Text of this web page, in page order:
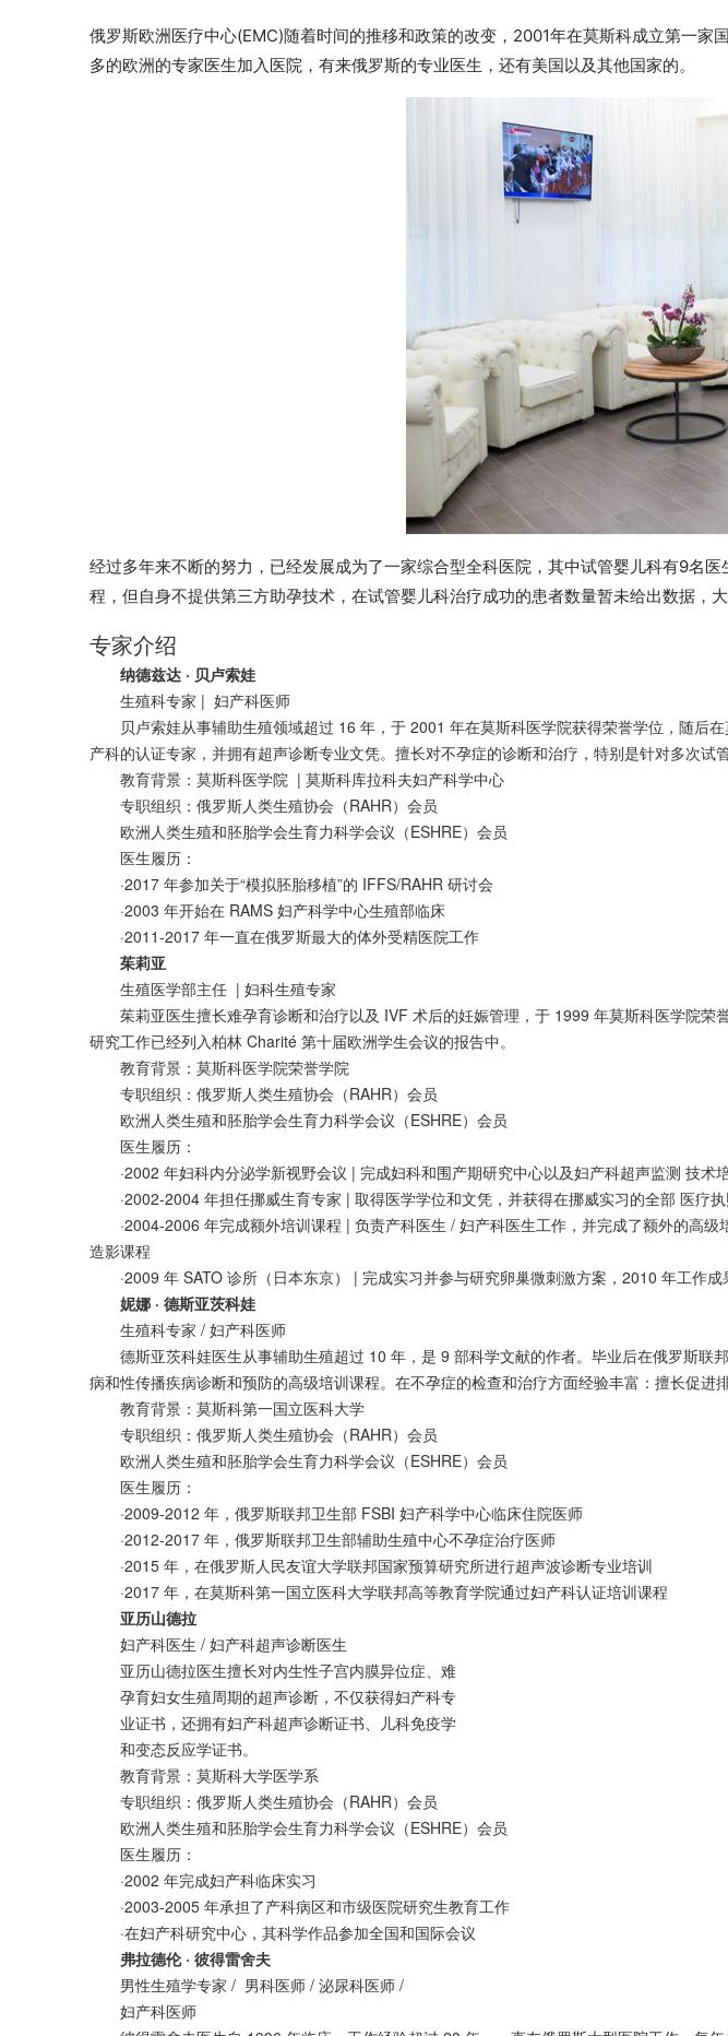
俄罗斯欧洲医疗中心(EMC)随着时间的推移和政策的改变，2001年在莫斯科成立第一
多的欧洲的专家医生加入医院，有来俄罗斯的专业医生，还有美国以及其他国家的。
经过多年来不断的努力，已经发展成为了一家综合型全科医院，其中试管婴儿科有9名
程，但自身不提供第三方助孕技术，在试管婴儿科治疗成功的患者数量暂未给出数据，大
专家介绍
纳德兹达 · 贝卢索娃
生殖科专家 | 妇产科医师
贝卢索娃从事辅助生殖领域超过 16 年，于 2001 年在莫斯科医学院获得荣誉学位，随后
产科的认证专家，并拥有超声诊断专业文凭。擅长对不孕症的诊断和治疗，特别是针对多次试管
教育背景：莫斯科医学院 | 莫斯科库拉科夫妇产科学中心
专职组织：俄罗斯人类生殖协会（RAHR）会员
欧洲人类生殖和胚胎学会生育力科学会议（ESHRE）会员
医生履历：
·2017 年参加关于“模拟胚胎移植”的 IFFS/RAHR 研讨会
·2003 年开始在 RAMS 妇产科学中心生殖部临床
·2011-2017 年一直在俄罗斯最大的体外受精医院工作
茱莉亚
生殖医学部主任 | 妇科生殖专家
茱莉亚医生擅长难孕育诊断和治疗以及 IVF 术后的妊娠管理，于 1999 年莫斯科医学院荣
研究工作已经列入柏林 Charité 第十届欧洲学生会议的报告中。
教育背景：莫斯科医学院荣誉学院
专职组织：俄罗斯人类生殖协会（RAHR）会员
欧洲人类生殖和胚胎学会生育力科学会议（ESHRE）会员
医生履历：
·2002 年妇科内分泌学新视野会议 | 完成妇科和围产期研究中心以及妇产科超声监测 技术
·2002-2004 年担任挪威生育专家 | 取得医学学位和文凭，并获得在挪威实习的全部 医疗执
·2004-2006 年完成额外培训课程 | 负责产科医生 / 妇产科医生工作，并完成了额外的高
造影课程
·2009 年 SATO 诊所（日本东京） | 完成实习并参与研究卵巢微刺激方案，2010 年工作成
妮娜 · 德斯亚茨科娃
生殖科专家 / 妇产科医师
德斯亚茨科娃医生从事辅助生殖超过 10 年，是 9 部科学文献的作者。毕业后在俄罗斯联
病和性传播疾病诊断和预防的高级培训课程。在不孕症的检查和治疗方面经验丰富：擅长促进
教育背景：莫斯科第一国立医科大学
专职组织：俄罗斯人类生殖协会（RAHR）会员
欧洲人类生殖和胚胎学会生育力科学会议（ESHRE）会员
医生履历：
·2009-2012 年，俄罗斯联邦卫生部 FSBI 妇产科学中心临床住院医师
·2012-2017 年，俄罗斯联邦卫生部辅助生殖中心不孕症治疗医师
·2015 年，在俄罗斯人民友谊大学联邦国家预算研究所进行超声波诊断专业培训
·2017 年，在莫斯科第一国立医科大学联邦高等教育学院通过妇产科认证培训课程
亚历山德拉
妇产科医生 / 妇产科超声诊断医生
亚历山德拉医生擅长对内生性子宫内膜异位症、难
孕育妇女生殖周期的超声诊断，不仅获得妇产科专
业证书，还拥有妇产科超声诊断证书、儿科免疫学
和变态反应学证书。
教育背景：莫斯科大学医学系
专职组织：俄罗斯人类生殖协会（RAHR）会员
欧洲人类生殖和胚胎学会生育力科学会议（ESHRE）会员
医生履历：
·2002 年完成妇产科临床实习
·2003-2005 年承担了产科病区和市级医院研究生教育工作
·在妇产科研究中心，其科学作品参加全国和国际会议
弗拉德伦 · 彼得雷舍夫
男性生殖学专家 / 男科医师 / 泌尿科医师 /
妇产科医师